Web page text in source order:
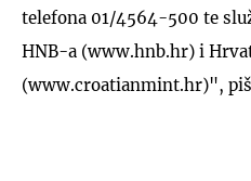
telefona 01/4564-500 te
HNB-a (www.hnb.hr) i
(www.croatianmint.hr)",